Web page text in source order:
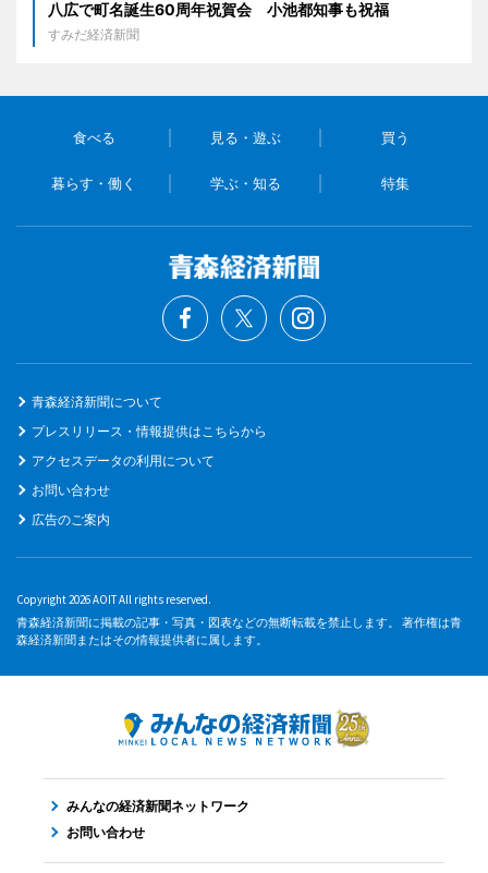
八広で町名誕生60周年祝賀会 小池都知事も祝福
すみだ経済新聞
食べる 見る・遊ぶ 買う
暮らす・働く 学ぶ・知る 特集
青森経済新聞について
プレスリリース・情報提供はこちらから
アクセスデータの利用について
お問い合わせ
広告のご案内
Copyright 2026 AOIT All rights reserved.
青森経済新聞に掲載の記事・写真・図表などの無断転載を禁止します。 著作権は青
森経済新聞またはその情報提供者に属します。
みんなの経済新聞ネットワーク
お問い合わせ